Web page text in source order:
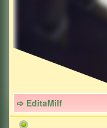
➩ EditaMilf